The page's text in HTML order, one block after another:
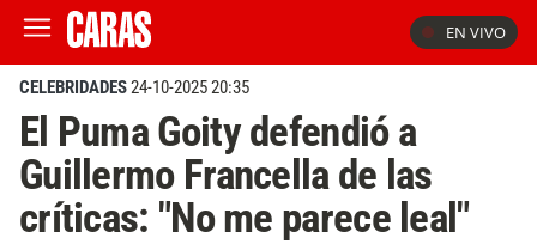
EN VIVO
CELEBRIDADES24-10-2025 20:35
El Puma Goity defendió a
Guillermo Francella de las
críticas: "No me parece leal"